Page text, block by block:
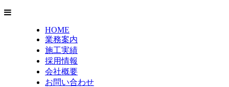
HOME
業務案内
施工実績
採用情報
会社概要
お問い合わせ